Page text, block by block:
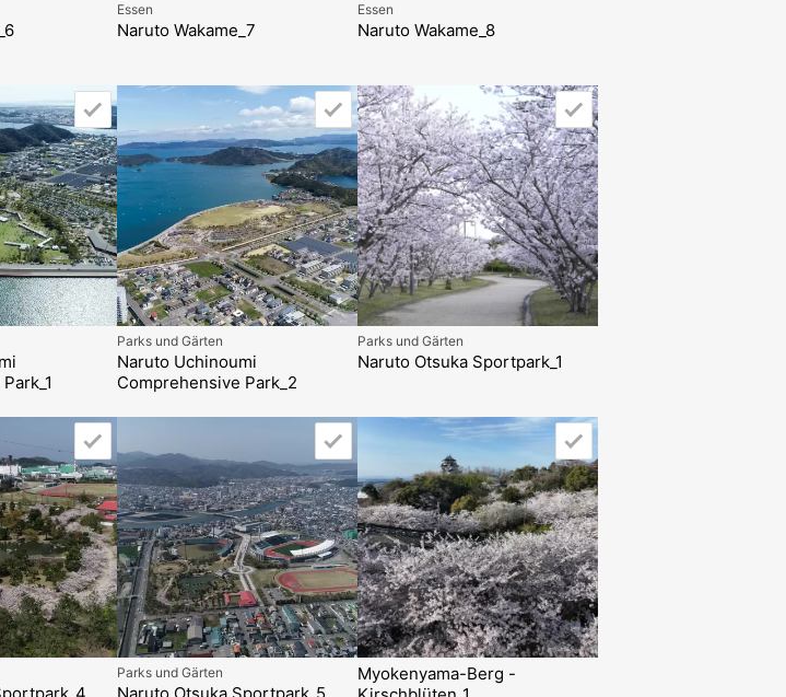
Essen
Naruto Wakame_7
Essen
Naruto Wakame_8
Parks und Gärten
Naruto Uchinoumi
Comprehensive Park_2
Parks und Gärten
Naruto Otsuka Sportpark_1
Parks und Gärten
Myokenyama-Berg -